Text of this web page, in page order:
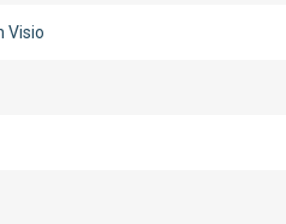
Visio